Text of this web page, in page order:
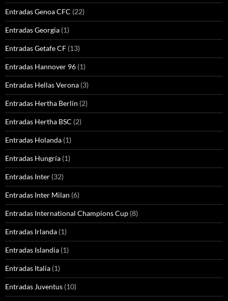
Entradas Genoa CFC (22)
Entradas Georgia (1)
Entradas Getafe CF (13)
Entradas Hannover 96 (1)
Entradas Hellas Verona (3)
Entradas Hertha Berlin (2)
Entradas Hertha BSC (2)
Entradas Holanda (1)
Entradas Hungría (1)
Entradas Inter (32)
Entradas Inter Milan (6)
Entradas International Champions Cup (8)
Entradas Irlanda (1)
Entradas Islandia (1)
Entradas Italia (1)
Entradas Juventus (10)